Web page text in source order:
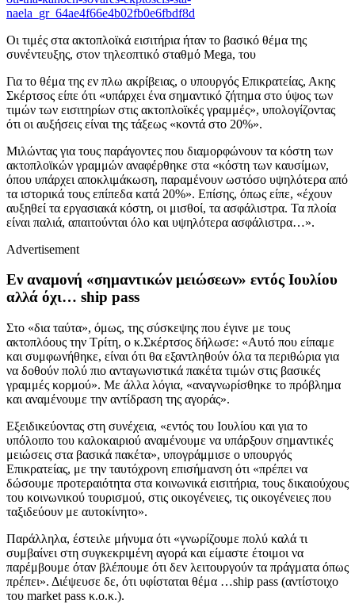
naela_gr_64ae4f66e4b02fb0e6fbdf8d
Οι τιμές στα ακτοπλοϊκά εισιτήρια ήταν το βασικό θέμα της
συνέντευξης, στον τηλεοπτικό σταθμό Mega, του
Για το θέμα της εν πλω ακρίβειας, ο υπουργός Επικρατείας, Ακης
Σκέρτσος είπε ότι «υπάρχει ένα σημαντικό ζήτημα στο ύψος των
τιμών των εισιτηρίων στις ακτοπλοϊκές γραμμές», υπολογίζοντας
ότι οι αυξήσεις είναι της τάξεως «κοντά στο 20%».
Μιλώντας για τους παράγοντες που διαμορφώνουν τα κόστη των
ακτοπλοϊκών γραμμών αναφέρθηκε στα «κόστη των καυσίμων,
όπου υπάρχει αποκλιμάκωση, παραμένουν ωστόσο υψηλότερα από
τα ιστορικά τους επίπεδα κατά 20%». Επίσης, όπως είπε, «έχουν
αυξηθεί τα εργασιακά κόστη, οι μισθοί, τα ασφάλιστρα. Τα πλοία
είναι παλιά, απαιτούνται όλο και υψηλότερα ασφάλιστρα…».
Advertisement
Εν αναμονή «σημαντικών μειώσεων» εντός Ιουλίου
αλλά όχι… ship pass
Στο «δια ταύτα», όμως, της σύσκεψης που έγινε με τους
ακτοπλόους την Τρίτη, ο κ.Σκέρτσος δήλωσε: «Αυτό που είπαμε
και συμφωνήθηκε, είναι ότι θα εξαντληθούν όλα τα περιθώρια για
να δοθούν πολύ πιο ανταγωνιστικά πακέτα τιμών στις βασικές
γραμμές κορμού». Με άλλα λόγια, «αναγνωρίσθηκε το πρόβλημα
και αναμένουμε την αντίδραση της αγοράς».
Εξειδικεύοντας στη συνέχεια, «εντός του Ιουλίου και για το
υπόλοιπο του καλοκαιριού αναμένουμε να υπάρξουν σημαντικές
μειώσεις στα βασικά πακέτα», υπογράμμισε ο υπουργός
Επικρατείας, με την ταυτόχρονη επισήμανση ότι «πρέπει να
δώσουμε προτεραιότητα στα κοινωνικά εισιτήρια, τους δικαιούχους
του κοινωνικού τουρισμού, στις οικογένειες, τις οικογένειες που
ταξιδεύουν με αυτοκίνητο».
Παράλληλα, έστειλε μήνυμα ότι «γνωρίζουμε πολύ καλά τι
συμβαίνει στη συγκεκριμένη αγορά και είμαστε έτοιμοι να
παρέμβουμε όταν βλέπουμε ότι δεν λειτουργούν τα πράγματα όπως
πρέπει». Διέψευσε δε, ότι υφίσταται θέμα …ship pass (αντίστοιχο
του market pass κ.ο.κ.).